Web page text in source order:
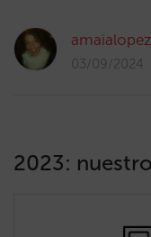
amaialopez
03/09/2024
2023: